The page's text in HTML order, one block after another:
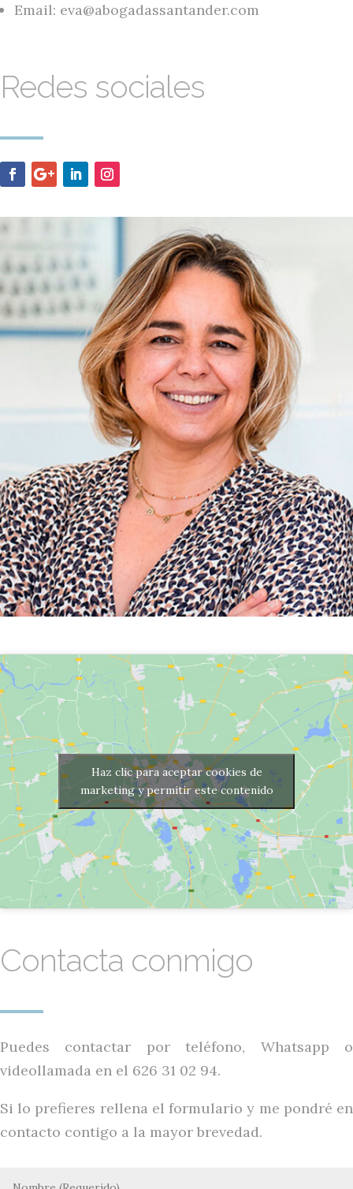
Email: eva@abogadassantander.com
Redes sociales
Haz clic para aceptar cookies de
marketing y permitir este contenido
Contacta conmigo
Puedes contactar por teléfono, Whatsapp o
videollamada en el 626 31 02 94.
Si lo prefieres rellena el formulario y me pondré en
contacto contigo a la mayor brevedad.